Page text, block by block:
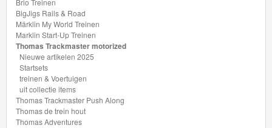
Dutch
Super
Mario
Disney
Cars
3
Brio Treinen
BigJigs Rails & Road
Märklin My World Treinen
Marklin Start-Up Treinen
Thomas Trackmaster motorized
Nieuwe artikelen 2025
Startsets
treinen & Voertuigen
uit collectie items
Thomas Trackmaster Push Along
Thomas de trein hout
Thomas Adventures